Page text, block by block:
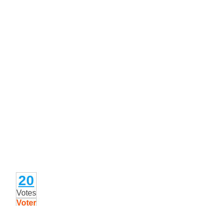
20
Votes
Voter